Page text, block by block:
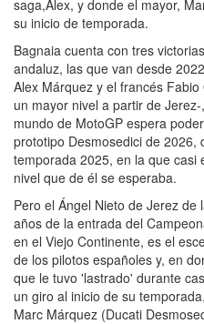
saga,Alex, y donde el mayor,
su inicio de temporada.
Bagnaia cuenta con tres
andaluz, las que van desde
Alex Márquez y el francés
un mayor nivel a partir de
mundo de MotoGP espera
prototipo Desmosedici de 2026,
temporada 2025, en la que casi
nivel que de él se esperaba.
Pero el Ángel Nieto de Jerez
años de la entrada del
en el Viejo Continente, es el
de los pilotos españoles y, en
que le tuvo 'lastrado' durante
un giro al inicio de su
Marc Márquez (Ducati